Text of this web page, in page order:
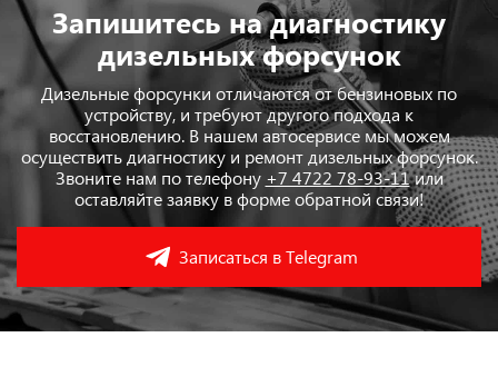
Запишитесь на диагностику
дизельных форсунок
Дизельные форсунки отличаются от бензиновых по
устройству, и требуют другого подхода к
восстановлению. В нашем автосервисе мы можем
осуществить диагностику и ремонт дизельных форсунок.
Звоните нам по телефону +7 4722 78-93-11или
оставляйте заявку в форме обратной связи!
Записаться в Telegram